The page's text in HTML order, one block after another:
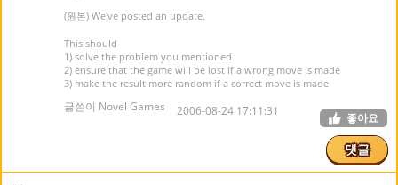
(원본) We've posted an update.
This should
1) solve the problem you mentioned
2) ensure that the game will be lost if a wrong move is made
3) make the result more random if a correct move is made
글쓴이 Novel Games 2006-08-24 17:11:31 좋아요
댓글